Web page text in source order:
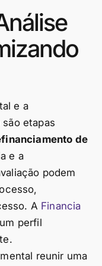
e a
etapas
de
e a
podem
A Financia
perfil
reunir uma